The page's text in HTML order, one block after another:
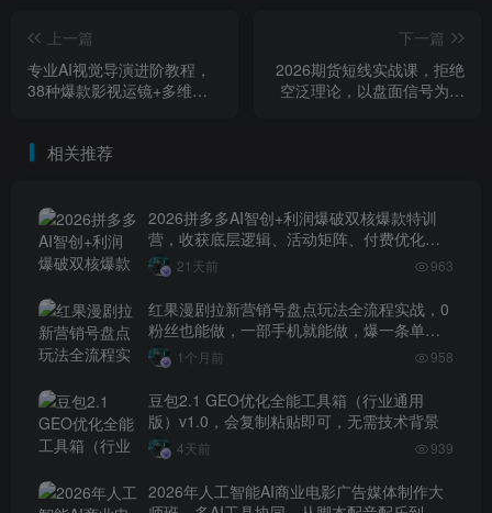
上一篇
专业AI视觉导演进阶教程，
38种爆款影视运镜+多维度
下一篇
2026期货短线实战课，拒绝
空泛理论，以盘面信号为核
相关推荐
2026拼多多AI智创+利润爆破双核爆款特训
营，收获底层逻辑、活动矩阵、付费优化、
0-1打爆SOP
21天前 963
红果漫剧拉新营销号盘点玩法全流程实战，0
粉丝也能做，一部手机就能做，爆一条单日
收益2k+（更新0628）
1个月前 958
豆包2.1 GEO优化全能工具箱（行业通用
版）v1.0，会复制粘贴即可，无需技术背景
4天前 939
2026年人工智能AI商业电影广告媒体制作大